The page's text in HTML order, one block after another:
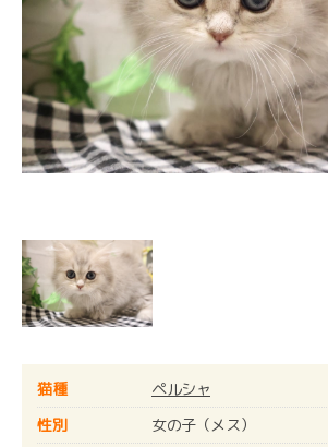
猫種
ペルシャ
性別
女の子（メス）